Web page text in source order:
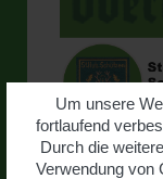
Um unsere
fortlaufend
Durch die
Verwendung von